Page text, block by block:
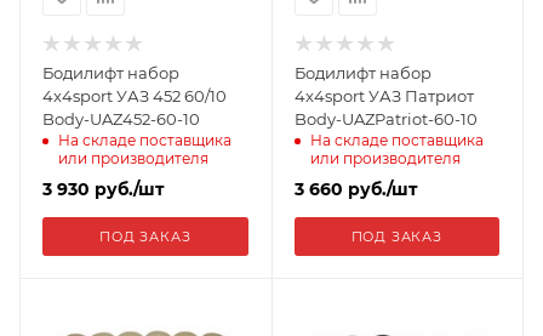
Бодилифт набор
4x4sport УАЗ 452 60/10
Body-UAZ452-60-10
На складе поставщика
или производителя
3 930 руб./шт
ПОД ЗАКАЗ
Бодилифт набор
4x4sport УАЗ Патриот
Body-UAZPatriot-60-10
На складе поставщика
или производителя
3 660 руб./шт
ПОД ЗАКАЗ